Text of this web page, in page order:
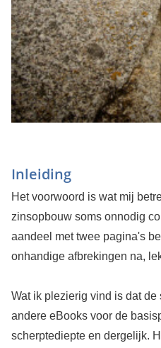
Inleiding
Het voorwoord is wat mij
zinsopbouw soms onnodig
aandeel met twee pagina's
onhandige afbrekingen na,
Wat ik plezierig vind is dat
andere eBooks voor de
scherptediepte en dergelijk.